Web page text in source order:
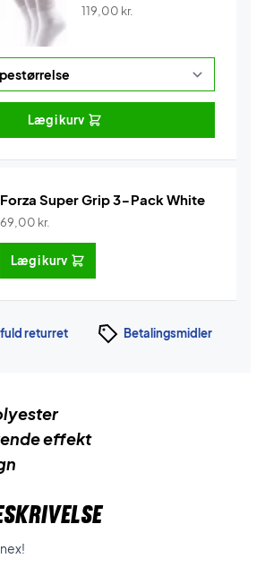
119,00 kr.
Læg i kurv
Forza Super Grip 3-Pack White
69,00 kr.
Læg i kurv
fuld returret Betalingsmidler
effekt